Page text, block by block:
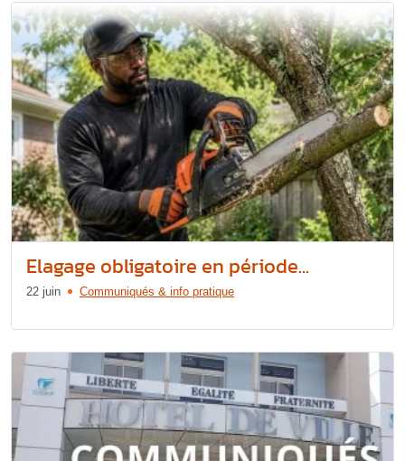
Elagage obligatoire en période...
22 juin Communiqués & info pratique